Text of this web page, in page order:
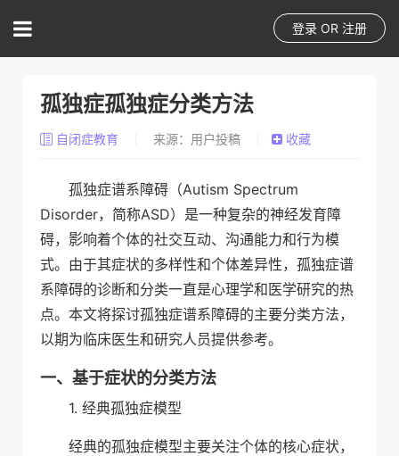
登录 OR 注册
孤独症孤独症分类方法
自闭症教育 来源：用户投稿 收藏
孤独症谱系障碍（Autism Spectrum
Disorder，简称ASD）是一种复杂的神经发育障
碍，影响着个体的社交互动、沟通能力和行为模
式。由于其症状的多样性和个体差异性，孤独症谱
系障碍的诊断和分类一直是心理学和医学研究的热
点。本文将探讨孤独症谱系障碍的主要分类方法，
以期为临床医生和研究人员提供参考。
一、基于症状的分类方法
1. 经典孤独症模型
经典的孤独症模型主要关注个体的核心症状，